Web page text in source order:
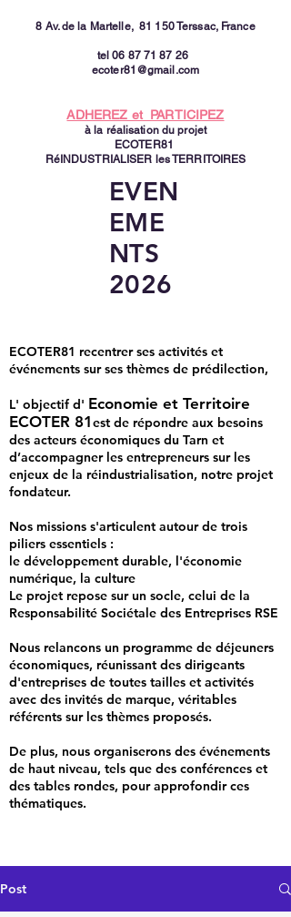
8 Av. de la Martelle,81 150 Terssac, France
tel06 87 71 87 26
ecoter81@gmail.com
ADHEREZ et PARTICIPEZ
à la réalisation du projet
ECOTER81
RéINDUSTRIALISER les TERRITOIRES
EVEN
EME
NTS
2026
ECOTER81 recentrer ses activités et
événements sur ses thèmes de prédilection,
L' objectif d' Economie et Territoire
ECOTER 81est de répondre aux besoins
des acteurs économiques du Tarn et
d’accompagner les entrepreneurs sur les
enjeux de la réindustrialisation, notre projet
fondateur.
Nos missions s'articulent autour de trois
piliers essentiels :
le développement durable, l'économie
numérique, la culture
Le projet repose sur un socle, celui de la
Responsabilité Sociétale des Entreprises RSE
Nous relancons un programme de déjeuners
économiques, réunissant des dirigeants
d'entreprises de toutes tailles et activités
avec des invités de marque, véritables
référents sur les thèmes proposés.
De plus, nous organiserons des événements
de haut niveau, tels que des conférences et
des tables rondes, pour approfondir ces
thématiques.
Post